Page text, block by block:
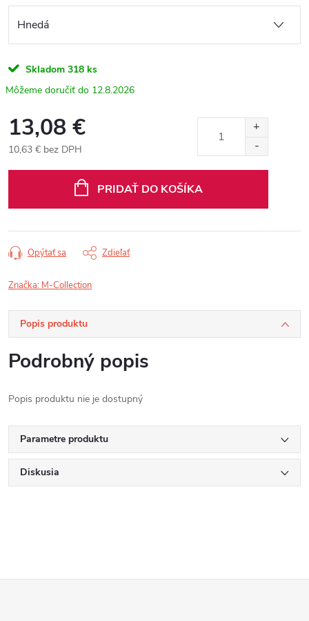
Skladom 318 ks
12.8.2026
13,08 €
10,63 € bez DPH
PRIDAŤ DO KOŠÍKA
Opýtať sa Zdieľať
Značka: M-Collection
Popis produktu
Podrobný popis
Popis produktu nie je dostupný
Parametre produktu
Diskusia